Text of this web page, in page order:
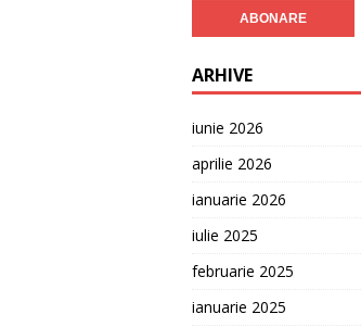
ARHIVE
iunie 2026
aprilie 2026
ianuarie 2026
iulie 2025
februarie 2025
ianuarie 2025